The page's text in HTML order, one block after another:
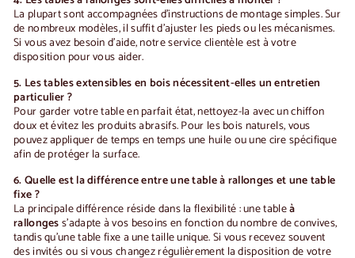
La plupart sont accompagnées d'instructions de montage simples. Sur
de nombreux modèles, il suffit d'ajuster les pieds ou les mécanismes.
Si vous avez besoin d'aide, notre service clientèle est à votre
disposition pour vous aider.
5. Les tables extensibles en bois nécessitent-elles un entretien
particulier ?
Pour garder votre table en parfait état, nettoyez-la avec un chiffon
doux et évitez les produits abrasifs. Pour les bois naturels, vous
pouvez appliquer de temps en temps une huile ou une cire spécifique
afin de protéger la surface.
6. Quelle est la différence entre une table à rallonges et une table
fixe ?
La principale différence réside dans la flexibilité : une tableà
rallongess'adapte à vos besoins en fonction du nombre de convives,
tandis qu'une table fixe a une taille unique. Si vous recevez souvent
des invités ou si vous changez régulièrement la disposition de votre